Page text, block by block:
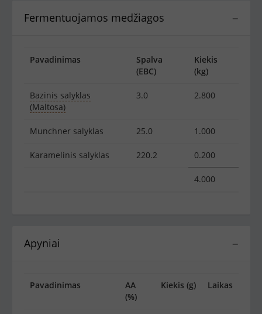
−
Fermentuojamos medžiagos
Pavadinimas
Spalva
(EBC)
Kiekis
(kg)
Bazinis salyklas
(Maltosa)
3.0 2.800
Munchner salyklas 25.0 1.000
Karamelinis salyklas 220.2 0.200
4.000
−
Apyniai
Pavadinimas
AA
(%)
Kiekis (g) Laikas